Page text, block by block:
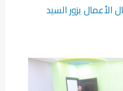
الأعمال يزور السيد